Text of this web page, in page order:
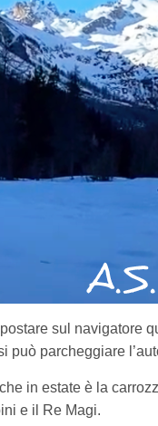
sul navigatore
può parcheggiare
in estate è la
e il Re Magi.